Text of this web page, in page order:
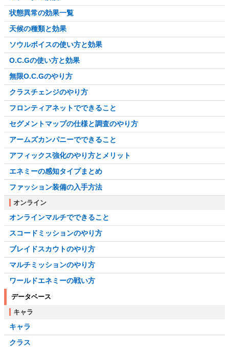
状態異常の効果一覧
天候の種類と効果
ソウルボイスの使い方と効果
O.C.Gの使い方と効果
無限O.C.Gのやり方
クラスチェンジのやり方
フロンティアネットでできること
セグメントマップの仕様と調査のやり方
アームズカンパニーでできること
アフィックス強化のやり方とメリット
エネミーの感知タイプまとめ
ファッション装備の入手方法
オンライン
オンラインマルチでできること
スコードミッションのやり方
ブレイドスカウトのやり方
マルチミッションのやり方
ワールドエネミーの戦い方
データベース
キャラ
キャラ
クラス